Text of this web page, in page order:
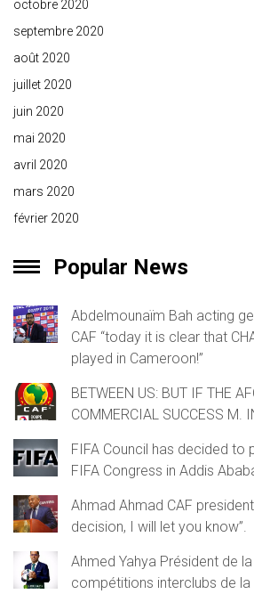
octobre 2020
septembre 2020
août 2020
juillet 2020
juin 2020
mai 2020
avril 2020
mars 2020
février 2020
Popular News
Abdelmounaïm Bah acting
CAF “today it is clear that
played in Cameroon!”
BETWEEN US: BUT IF THE
COMMERCIAL SUCCESS M.
FIFA Council has decided to
FIFA Congress in Addis
Ahmad Ahmad CAF
decision, I will let you know”.
Ahmed Yahya Président de
compétitions interclubs de la